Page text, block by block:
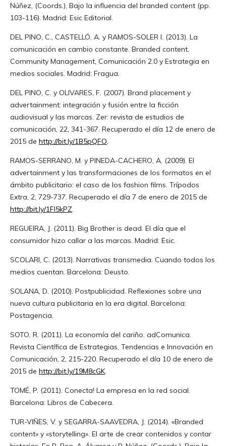
Núñez, (Coords.), Bajo la influencia del branded content (pp.
103-116). Madrid: Esic Editorial.
DEL PINO, C., CASTELLÓ, A. y RAMOS-SOLER I. (2013). La
comunicación en cambio constante. Branded content,
Community Management, Comunicación 2.0 y Estrategia en
medios sociales. Madrid: Fragua.
DEL PINO, C. y OLIVARES, F. (2007). Brand placement y
advertainment: integración y fusión entre la ficción
audiovisual y las marcas. Zer: revista de estudios de
comunicación, 22, 341-367. Recuperado el día 12 de enero de
2015 de http://bit.ly/1B5pQFO.
RAMOS-SERRANO, M. y PINEDA-CACHERO, A. (2009). El
advertainment y las transformaciones de los formatos en el
ámbito publicitario: el caso de los fashion films. Trípodos
Extra, 2, 729-737. Recuperado el día 7 de enero de 2015 de
http://bit.ly/1FI5kPZ.
REGUEIRA, J. (2011). Big Brother is dead. El día que el
consumidor hizo callar a las marcas. Madrid: Esic.
SCOLARI, C. (2013). Narrativas transmedia. Cuando todos los
medios cuentan. Barcelona: Deusto.
SOLANA, D. (2010). Postpublicidad. Reflexiones sobre una
nueva cultura publicitaria en la era digital. Barcelona:
Postagencia.
SOTO, R. (2011). La economía del cariño. adComunica.
Revista Científica de Estrategias, Tendencias e Innovación en
Comunicación, 2, 215-220. Recuperado el día 10 de enero de
2015 de http://bit.ly/19M8cGK.
TOMÉ, P. (2011). Conecta! La empresa en la red social.
Barcelona: Libros de Cabecera.
TUR-VIÑES, V. y SEGARRA-SAAVEDRA, J. (2014). «Branded
content» y «storytelling». El arte de crear contenidos y contar